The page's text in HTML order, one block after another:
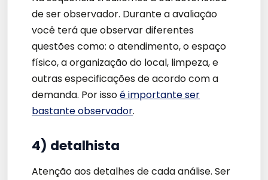
de ser observador. Durante a avaliação
você terá que observar diferentes
questões como: o atendimento, o espaço
físico, a organização do local, limpeza, e
outras especificações de acordo com a
demanda. Por issoé importante ser
bastante observador.
4) detalhista
Atenção aos detalhes de cada análise. Ser